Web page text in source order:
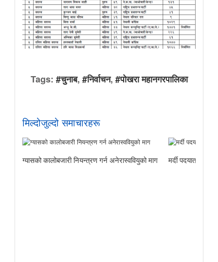
Tags: #चुनाब, #निर्वाचन, #पोखरा महानगरपालिका
मिल्दोजुल्दो समाचारहरू
ग्यासको कालोबजारी नियन्त्रण गर्न अनेरास्ववियुको माग मर्दी